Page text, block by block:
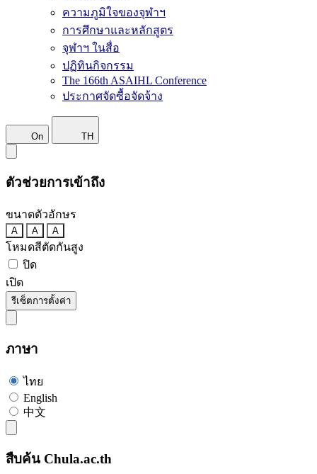
ความภูมิใจของจุฬาฯ
การศึกษาและหลักสูตร
จุฬาฯ ในสื่อ
ปฏิทินกิจกรรม
The 166th ASAIHL Conference
ประกาศจัดซื้อจัดจ้าง
On TH
ตัวช่วยการเข้าถึง
ขนาดตัวอักษร
A A A
โหมดสีตัดกันสูง
ปิด
เปิด
รีเซ็ตการตั้งค่า
ภาษา
ไทย
English
中文
สืบค้น Chula.ac.th